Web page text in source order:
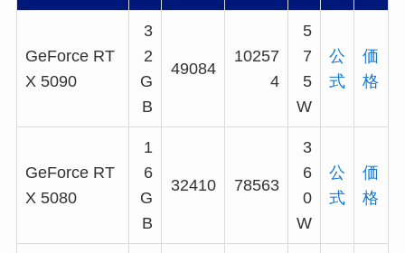
GeForce RT
X 5090
3
2
G
B
49084
10257
4
5
7
5
W
公
式
価
格
GeForce RT
X 5080
1
6
G
B
32410 78563
3
6
0
W
公
式
価
格